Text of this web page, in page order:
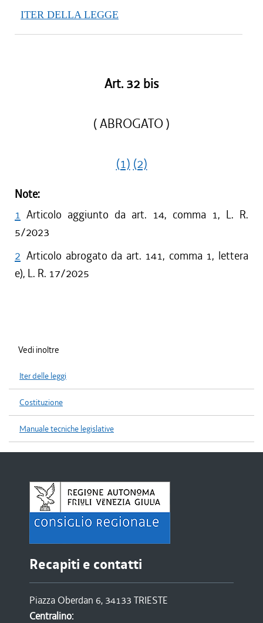
ITER DELLA LEGGE
Art. 32 bis
( ABROGATO )
(1) (2)
Note:
1 Articolo aggiunto da art. 14, comma 1, L. R.
5/2023
2 Articolo abrogato da art. 141, comma 1, lettera
e), L. R. 17/2025
Vedi inoltre
Iter delle leggi
Costituzione
Manuale tecniche legislative
Recapiti e contatti
Piazza Oberdan 6, 34133 TRIESTE
Centralino: